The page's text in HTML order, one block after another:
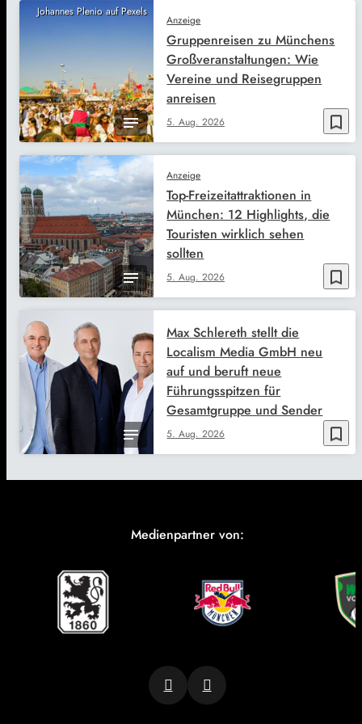
Johannes Plenio auf Pexels
bookmark_border
Anzeige
5. Aug. 2026
Gruppenreisen zu Münchens
Großveranstaltungen: Wie
Vereine und Reisegruppen
anreisen
bookmark_border
Anzeige
5. Aug. 2026
Top-Freizeitattraktionen in
München: 12 Highlights, die
Touristen wirklich sehen
sollten
bookmark_border
5. Aug. 2026
Max Schlereth stellt die
Localism Media GmbH neu
auf und beruft neue
Führungsspitzen für
Gesamtgruppe und Sender
Medienpartner von: